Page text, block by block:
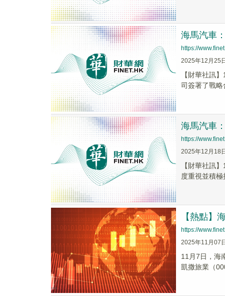
海馬汽車
https://
2025年12月25
【財華社訊
司簽署了戰略
海馬汽車
https://
2025年12月18
【財華社訊
度重視並積極
【熱點】
https://
2025年11月07
11月7日，海
凱撒旅業（